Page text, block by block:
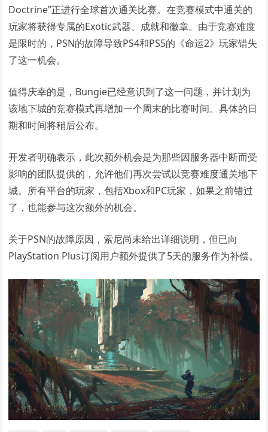
Doctrine”正进行全球首次通关比赛。在竞赛模式中通关的
玩家将获得专属的Exotic武器、成就和徽章。由于竞赛难度
是限时的，PSN的故障导致PS4和PS5的《命运2》玩家错失
了这一机会。
值得庆幸的是，Bungie已经意识到了这一问题，并计划为
该地下城的竞赛模式再增加一个周末的比赛时间。具体的日
期和时间将稍后公布。
开发者明确表示，此次额外机会是为那些因服务器中断而受
影响的团队提供的，允许他们再次尝试以竞赛难度通关地下
城。所有平台的玩家，包括Xbox和PC玩家，如果之前错过
了，也能参与这次额外的机会。
关于PSN的故障原因，索尼尚未给出详细说明，但已向
PlayStation Plus订阅用户额外提供了5天的服务作为补偿。